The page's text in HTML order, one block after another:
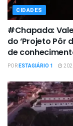
CIDADES
#Chapada:
do ‘Projeto Pôr
de
PORESTAGIÁRIO 1